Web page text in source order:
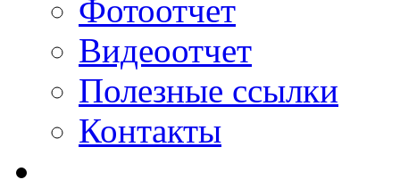
Фотоотчет
Видеоотчет
Полезные ссылки
Контакты